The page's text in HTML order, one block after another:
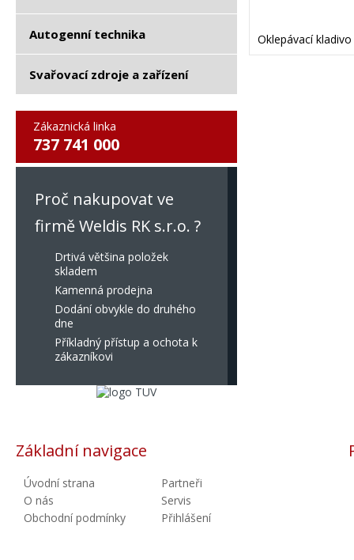
Autogenní technika
Svařovací zdroje a zařízení
Zákaznická linka
737 741 000
Proč nakupovat ve
firmě Weldis RK s.r.o. ?
Drtivá většina položek
skladem
Kamenná prodejna
Dodání obvykle do druhého
dne
Příkladný přístup a ochota k
zákazníkovi
Oklepávací
Základní navigace
Úvodní strana
O nás
Obchodní podmínky
Partneři
Servis
Přihlášení